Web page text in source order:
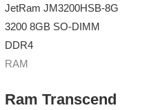
RAM
Ram Transcend